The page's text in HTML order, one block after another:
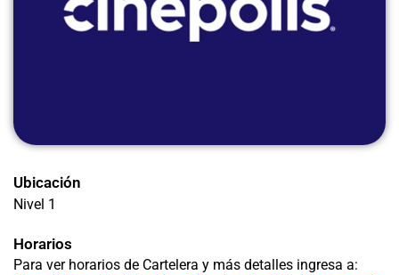
Ubicación
Nivel 1
Horarios
Para ver horarios de Cartelera y más detalles ingresa a: